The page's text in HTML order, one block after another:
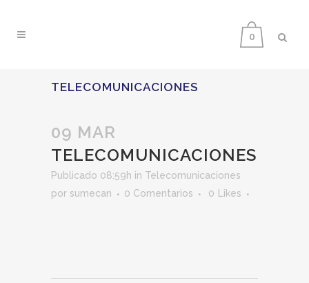
0
TELECOMUNICACIONES
09 MAR
TELECOMUNICACIONES
Publicado 08:59h in Telecomunicaciones
por sumecan 0 Comentarios 0 Likes